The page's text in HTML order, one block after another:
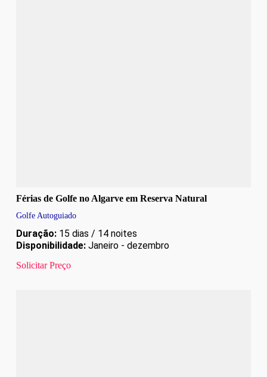
Férias de Golfe no Algarve em Reserva Natural
Golfe Autoguiado
Duração:15 dias / 14 noites
Disponibilidade:Janeiro - dezembro
Solicitar Preço